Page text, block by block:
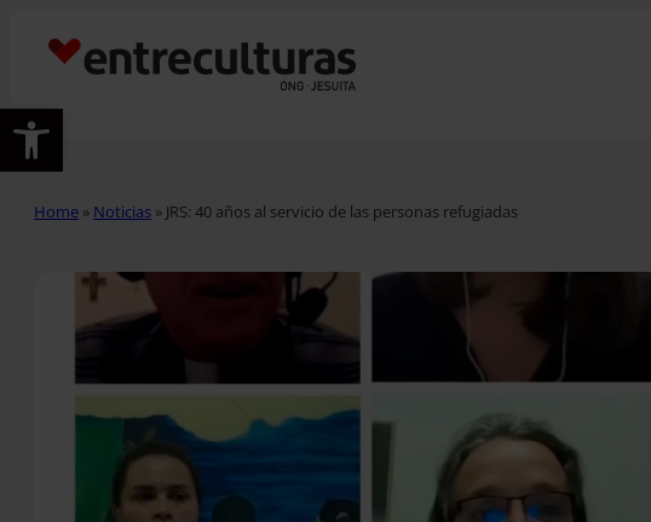
Abrir barra de herramientas
Home » Noticias » JRS: 40 años al servicio de las personas refugiadas